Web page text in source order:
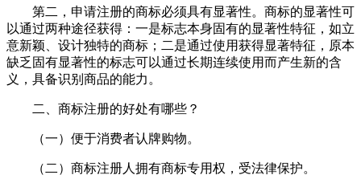
第二，申请注册的商标必须具有显著性。商标的显著性可
以通过两种途径获得：一是标志本身固有的显著性特征，如立
意新颖、设计独特的商标；二是通过使用获得显著特征，原本
缺乏固有显著性的标志可以通过长期连续使用而产生新的含
义，具备识别商品的能力。
二、商标注册的好处有哪些？
（一）便于消费者认牌购物。
（二）商标注册人拥有商标专用权，受法律保护。